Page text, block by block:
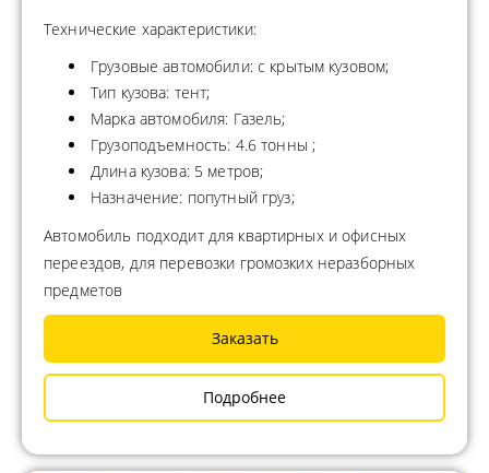
Технические характеристики:
Грузовые автомобили: с крытым кузовом;
Тип кузова: тент;
Марка автомобиля: Газель;
Грузоподъемность: 4.6 тонны ;
Длина кузова: 5 метров;
Назначение: попутный груз;
Автомобиль подходит для квартирных и офисных
переездов, для перевозки громозких неразборных
предметов
Заказать
Подробнее